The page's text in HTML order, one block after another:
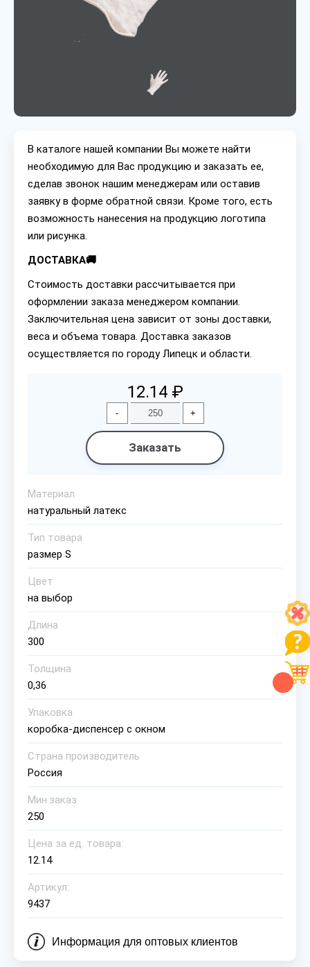
В каталоге нашей компании Вы можете найти
необходимую для Вас продукцию и заказать ее,
сделав звонок нашим менеджерам или оставив
заявку в форме обратной связи. Кроме того, есть
возможность нанесения на продукцию логотипа
или рисунка.
ДОСТАВКА🚚
Стоимость доставки рассчитывается при
оформлении заказа менеджером компании.
Заключительная цена зависит от зоны доставки,
веса и объема товара. Доставка заказов
осуществляется по городу Липецк и области.
12.14 ₽
- +
Заказать
Материал
натуральный латекс
Тип товара
размер S
Цвет
на выбор
Длина
300
Толщина
0,36
Упаковка
коробка-диспенсер с окном
Страна производитель
Россия
Мин.заказ
250
Цена за ед. товара:
12.14
Артикул:
9437
Информация для оптовых клиентов